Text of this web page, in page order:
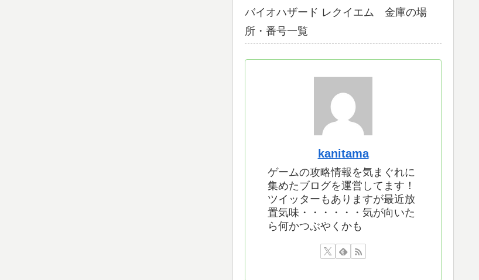
バイオハザード レクイエム 金庫の場
所・番号一覧
kanitama
ゲームの攻略情報を気まぐれに
集めたブログを運営してます！
ツイッターもありますが最近放
置気味・・・・・・気が向いた
ら何かつぶやくかも